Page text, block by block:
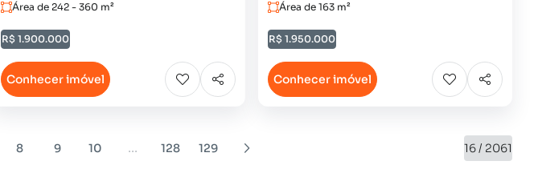
Área de 242 - 360 m²
R$ 1.900.000
Conhecer imóvel
Área de 163 m²
R$ 1.950.000
Conhecer imóvel
8 9 10 ... 128 129 16 / 2061